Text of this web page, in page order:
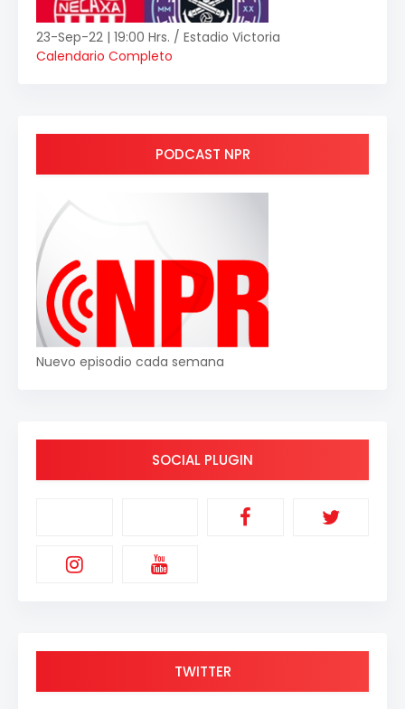
23-Sep-22 | 19:00 Hrs. / Estadio Victoria
Calendario Completo
PODCAST NPR
Nuevo episodio cada semana
SOCIAL PLUGIN
TWITTER